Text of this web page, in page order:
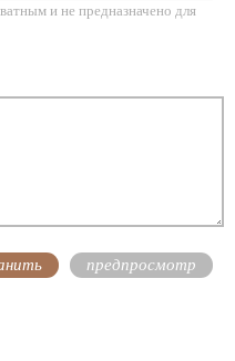
и не предназначено для